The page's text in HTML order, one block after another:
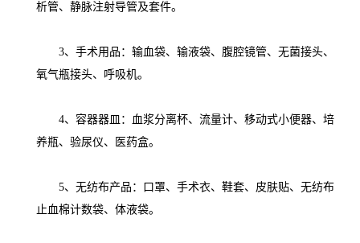
析管、静脉注射导管及套件。
3、手术用品：输血袋、输液袋、腹腔镜管、无菌接头、
氧气瓶接头、呼吸机。
4、容器器皿：血浆分离杯、流量计、移动式小便器、培
养瓶、验尿仪、医药盒。
5、无纺布产品：口罩、手术衣、鞋套、皮肤贴、无纺布
止血棉计数袋、体液袋。